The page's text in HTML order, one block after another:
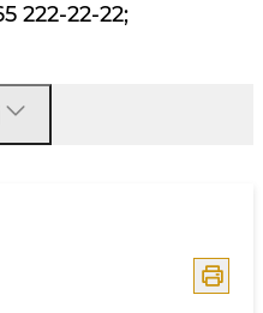
222-22-22;